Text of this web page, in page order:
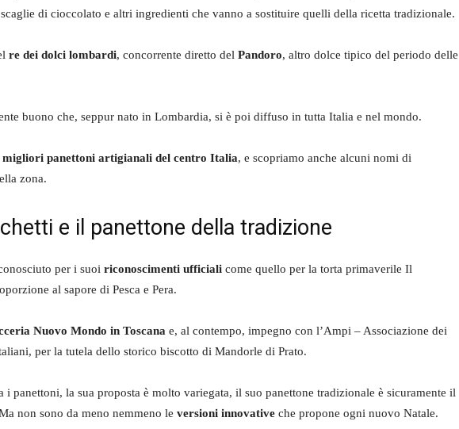
di cioccolato e altri ingredienti che vanno a sostituire quelli della ricetta tradizionale.
re dei dolci lombardi, concorrente diretto del Pandoro, altro dolce tipico del periodo delle
buono che, seppur nato in Lombardia, si è poi diffuso in tutta Italia e nel mondo.
migliori panettoni artigianali del centro Italia, e scopriamo anche alcuni nomi di
zona.
e il panettone della tradizione
per i suoi riconoscimenti ufficiali come quello per la torta primaverile Il
al sapore di Pesca e Pera.
Nuovo Mondo in Toscana e, al contempo, impegno con l’Ampi – Associazione dei
per la tutela dello storico biscotto di Mandorle di Prato.
i panettoni, la sua proposta è molto variegata, il suo panettone tradizionale è sicuramente il
non sono da meno nemmeno le versioni innovative che propone ogni nuovo Natale.